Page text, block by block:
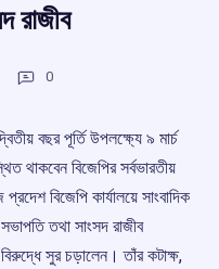
রাজীব
0
বছর পূর্তি উপলক্ষ্যে ৯ মার্চ
থাকবেন বিজেপির সর্বভারতীয়
বিজেপি কার্যালয়ে সাংবাদিক
তথা সাংসদ রাজীব
বিরুদ্ধে সুর চড়ালেন। তাঁর কটাক্ষ,